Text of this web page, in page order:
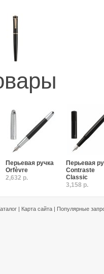
Перьевая ручка
Orfèvre
2,632 р.
Перьевая
Contraste
Classic
3,158 р.
| Карта сайта | Популярные